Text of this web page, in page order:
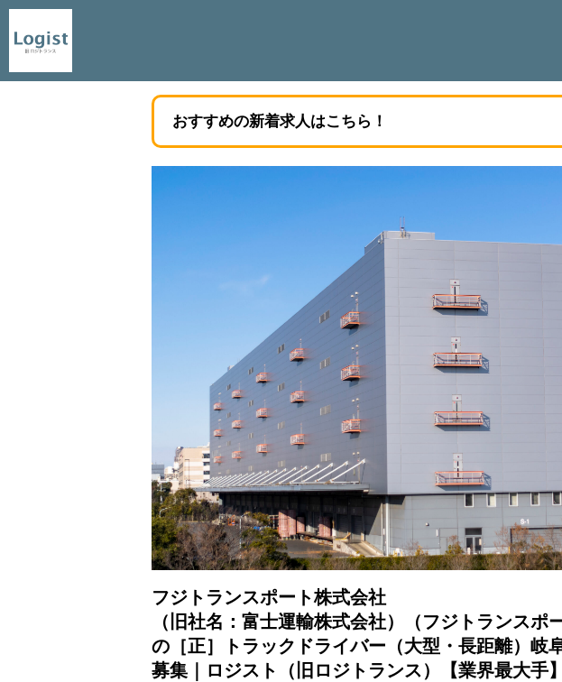
おすすめの新着求人はこちら！
フジトランスポート株式会社
（旧社名：富士運輸株式会社）（フジトランスポ
の［正］トラックドライバー（大型・長距離）岐
募集｜ロジスト（旧ロジトランス）【業界最大手】